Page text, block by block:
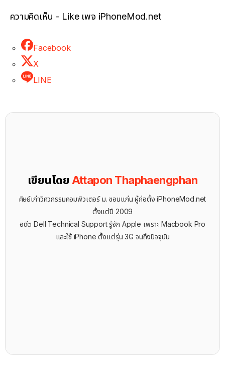
ความคิดเห็น - Like เพจ iPhoneMod.net
Facebook
X
LINE
เขียนโดย Attapon Thaphaengphan
ศิษย์เก่าวิศวกรรมคอมพิวเตอร์ ม. ขอนแก่น ผู้ก่อตั้ง iPhoneMod.net
ตั้งแต่ปี 2009
อดีต Dell Technical Support รู้จัก ​Apple เพราะ Macbook Pro
และใช้ iPhone ตั้งแต่รุ่น 3G จนถึงปัจจุบัน